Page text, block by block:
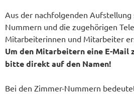
Aus der nachfolgenden Aufstellung
Nummern und die zugehörigen
Mitarbeiterinnen und Mitarbeiter
Um den Mitarbeitern eine E-Mail
bitte direkt auf den Namen!
Bei den Zimmer-Nummern